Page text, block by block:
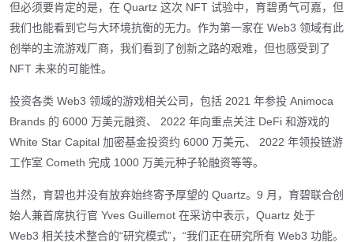
但必须要肯定的是，在 Quartz 这次 NFT 试验中，育碧勇气可嘉，但
我们也能看到它与大环境抗衡的无力。作为第一家在 Web3 领域有此
创举的主流游戏厂商，我们看到了创新之路的艰难，但也感受到了
NFT 未来的可能性。
投资各类 Web3 领域的游戏相关公司，包括 2021 年参投 Animoca
Brands 的 6000 万美元融资、 2022 年向重点关注 DeFi 和游戏的
White Star Capital 加密基金投资约 6000 万美元、 2022 年领投链游
工作室 Cometh 完成 1000 万美元种子轮融资等等。
当然，育碧也并没有放弃始终寄予厚望的 Quartz。9 月，育碧联合创
始人兼首席执行官 Yves Guillemot 在采访中表示，Quartz 处于
Web3 相关技术整合的“研究模式”，“我们正在研究所有 Web3 功能。